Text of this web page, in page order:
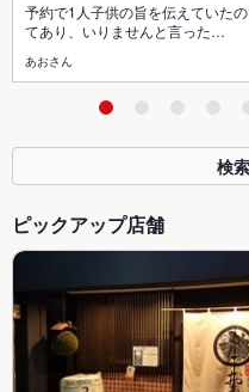
予約で1人子供の旨を伝えていた
てあり、いりませんと言った…
あおさん
検
ピックアップ店舗